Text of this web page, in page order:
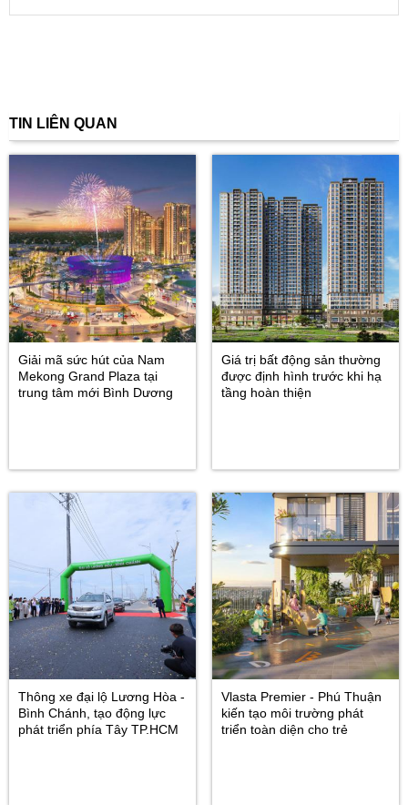
TIN LIÊN QUAN
Giải mã sức hút của Nam
Mekong Grand Plaza tại
trung tâm mới Bình Dương
Giá trị bất động sản thường
được định hình trước khi hạ
tầng hoàn thiện
Thông xe đại lộ Lương Hòa -
Bình Chánh, tạo động lực
phát triển phía Tây TP.HCM
Vlasta Premier - Phú Thuận
kiến tạo môi trường phát
triển toàn diện cho trẻ